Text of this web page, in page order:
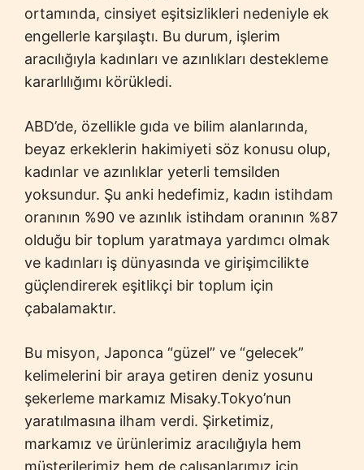
ortamında, cinsiyet eşitsizlikleri nedeniyle ek
engellerle karşılaştı. Bu durum, işlerim
aracılığıyla kadınları ve azınlıkları destekleme
kararlılığımı körükledi.
ABD’de, özellikle gıda ve bilim alanlarında,
beyaz erkeklerin hakimiyeti söz konusu olup,
kadınlar ve azınlıklar yeterli temsilden
yoksundur. Şu anki hedefimiz, kadın istihdam
oranının %90 ve azınlık istihdam oranının %87
olduğu bir toplum yaratmaya yardımcı olmak
ve kadınları iş dünyasında ve girişimcilikte
güçlendirerek eşitlikçi bir toplum için
çabalamaktır.
Bu misyon, Japonca “güzel” ve “gelecek”
kelimelerini bir araya getiren deniz yosunu
şekerleme markamız Misaky.Tokyo’nun
yaratılmasına ilham verdi. Şirketimiz,
markamız ve ürünlerimiz aracılığıyla hem
müşterilerimiz hem de çalışanlarımız için